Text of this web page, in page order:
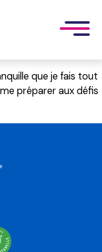
que je fais tout
préparer aux défis